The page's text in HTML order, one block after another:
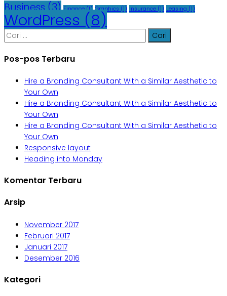
Business (3) Finance (1) Graphics (1) Insurance (1) Leasing (1)
WordPress (8)
Cari
untuk:
Pos-pos Terbaru
Hire a Branding Consultant With a Similar Aesthetic to
Your Own
Hire a Branding Consultant With a Similar Aesthetic to
Your Own
Hire a Branding Consultant With a Similar Aesthetic to
Your Own
Responsive layout
Heading into Monday
Komentar Terbaru
Arsip
November 2017
Februari 2017
Januari 2017
Desember 2016
Kategori